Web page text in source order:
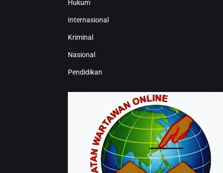
Hukum
Internasional
Kriminal
Nasional
Pendidikan